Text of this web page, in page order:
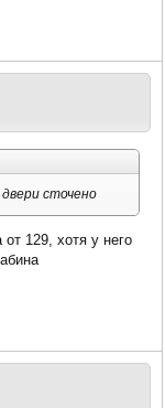
сточено
129, хотя у него